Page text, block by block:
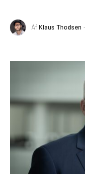
AfKlaus Thodsen